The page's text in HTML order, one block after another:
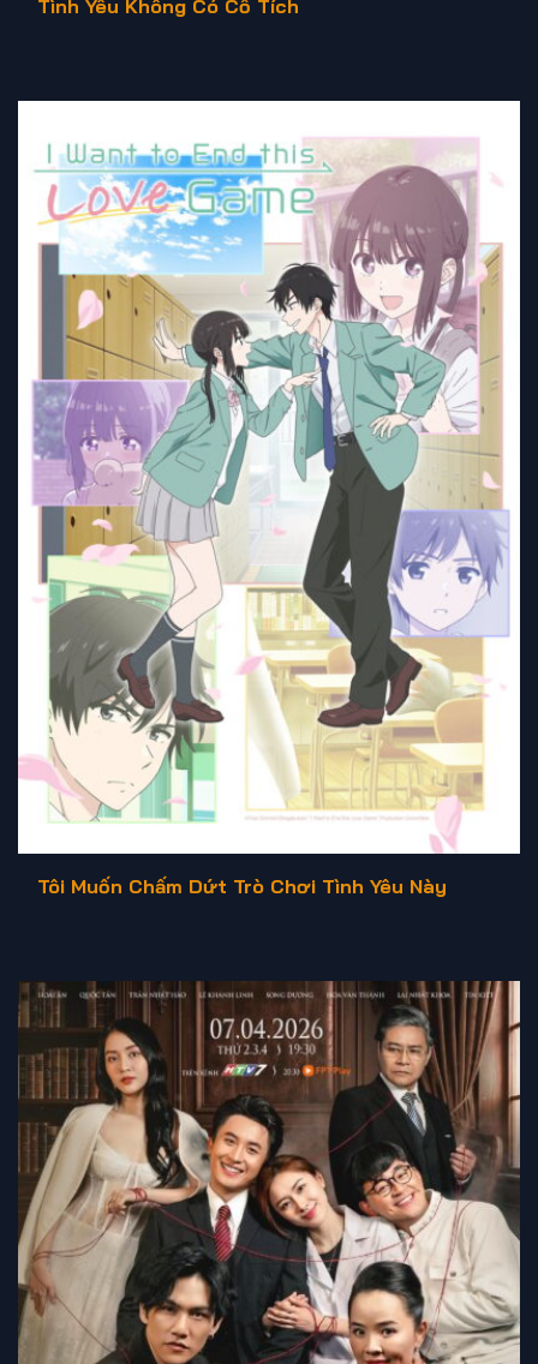
Tình Yêu Không Có Cổ Tích
Tôi Muốn Chấm Dứt Trò Chơi Tình Yêu Này